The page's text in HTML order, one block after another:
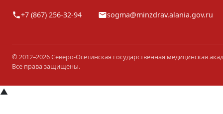
+7 (867) 256-32-94 sogma@minzdrav.alania.gov.ru
© 2012–2026 Северо-Осетинская государственная медицинская
Все права защищены.
▲